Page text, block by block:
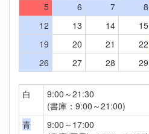
5
6 7 8
12
13 14 15
19
20 21 22
26
27 28 29
白
9:00～21:30
(書庫：9:00～21:00)
青
9:00～17:00